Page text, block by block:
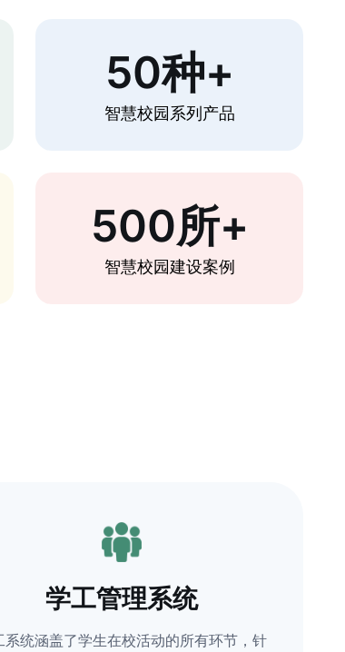
50种+
智慧校园系列产品
500所+
智慧校园建设案例
学工管理系统
系统涵盖了学生在校活动的所有环节，针